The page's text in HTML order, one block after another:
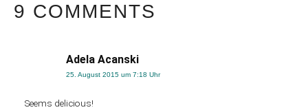
9 COMMENTS
Adela Acanski
25. August 2015 um 7:18 Uhr
Seems delicious!